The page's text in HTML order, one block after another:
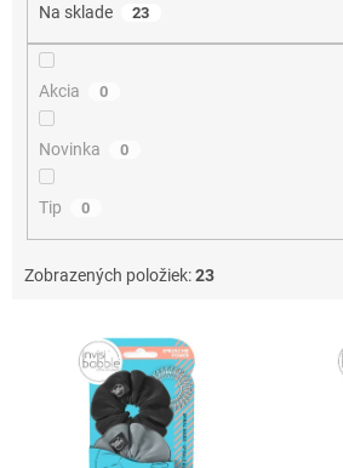
Na sklade 23
Akcia 0
Novinka 0
Tip 0
Zobrazených položiek:23